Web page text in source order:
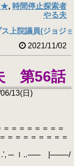
★, 時間停止探索者
やる夫
上院議員(ジョジ
2021/11/02
第56話
13(日)
＝＝＝＝＝＝＝
＝＝＝＝＝＝＝＝
|───‐/